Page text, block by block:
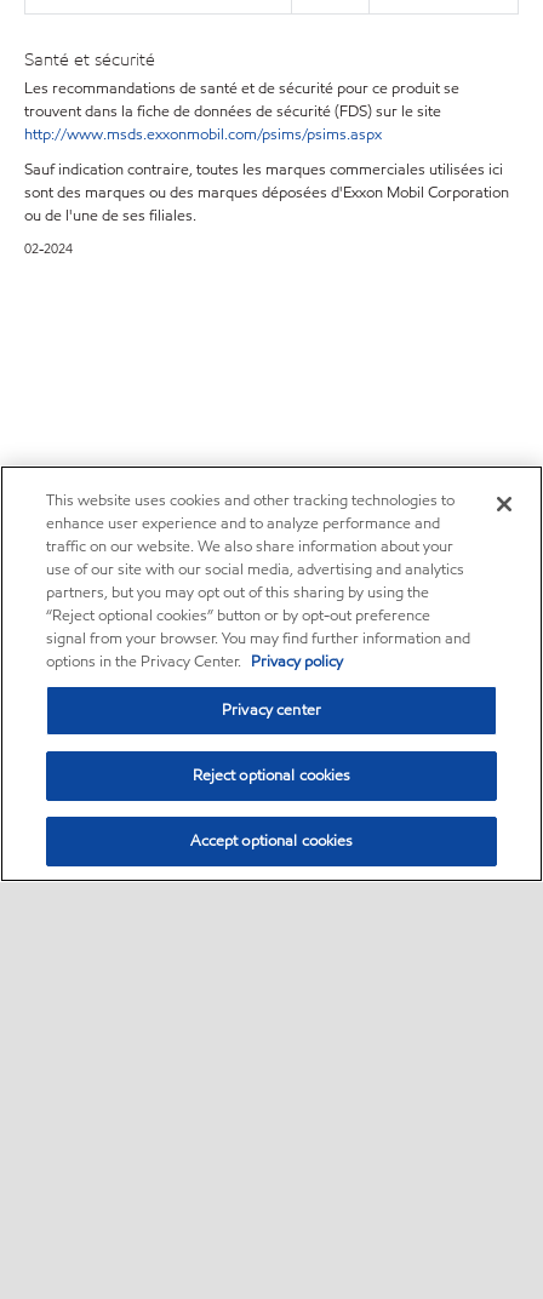
Santé et sécurité
Les recommandations de santé et de sécurité pour ce produit se
trouvent dans la fiche de données de sécurité (FDS) sur le site
http://www.msds.exxonmobil.com/psims/psims.aspx
Sauf indication contraire, toutes les marques commerciales utilisées ici
sont des marques ou des marques déposées d'Exxon Mobil Corporation
ou de l'une de ses filiales.
02-2024
This website uses cookies and other tracking technologies to
enhance user experience and to analyze performance and
traffic on our website. We also share information about your
use of our site with our social media, advertising and analytics
partners, but you may opt out of this sharing by using the
“Reject optional cookies” button or by opt-out preference
signal from your browser. You may find further information and
options in the Privacy Center. Privacy policy
Privacy center
Reject optional cookies
Accept optional cookies